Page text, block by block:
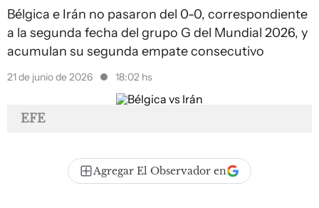
Bélgica e Irán no pasaron del 0-0, correspondiente
a la segunda fecha del grupo G del Mundial 2026, y
acumulan su segunda empate consecutivo
21 de junio de 2026 18:02 hs
EFE
Agregar El Observador en